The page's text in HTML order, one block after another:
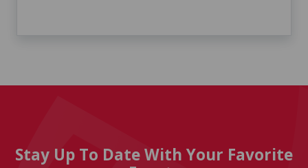
Stay Up To Date With Your Favorite